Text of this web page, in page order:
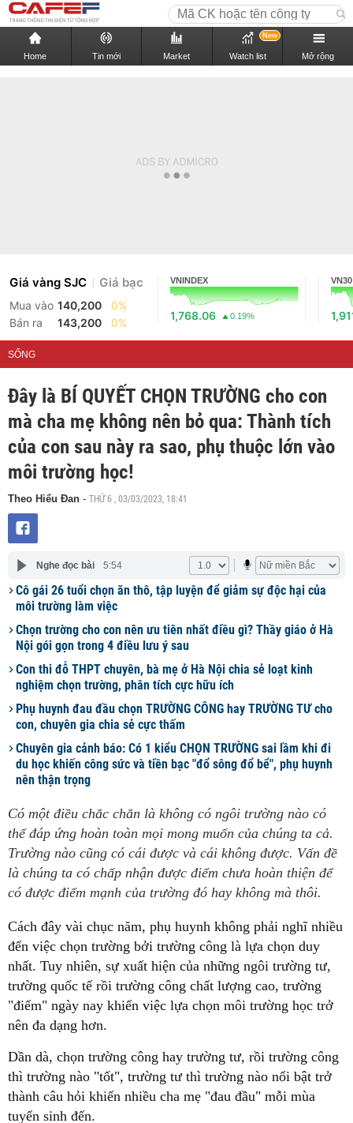
Home Tin mới Market Watch list
New
Mở rộng
Giá vàng SJC Giá bạc
Mua vào 140,200
0%
Bán ra
143,200 0%
VNINDEX
1,768.06 0.19%
VN30
SỐNG
Đây là BÍ QUYẾT CHỌN TRƯỜNG cho con
mà cha mẹ không nên bỏ qua: Thành tích
của con sau này ra sao, phụ thuộc lớn vào
môi trường học!
Theo Hiểu Đan - THỨ 6 , 03/03/2023, 18:41
Nghe đọc bài 5:54
Cô gái 26 tuổi chọn ăn thô, tập luyện để giảm sự độc hại của
môi trường làm việc
Chọn trường cho con nên ưu tiên nhất điều gì? Thầy giáo ở Hà
Nội gói gọn trong 4 điều lưu ý sau
Con thi đỗ THPT chuyên, bà mẹ ở Hà Nội chia sẻ loạt kinh
nghiệm chọn trường, phân tích cực hữu ích
Phụ huynh đau đầu chọn TRƯỜNG CÔNG hay TRƯỜNG TƯ cho
con, chuyên gia chia sẻ cực thấm
Chuyên gia cảnh báo: Có 1 kiểu CHỌN TRƯỜNG sai lầm khi đi
du học khiến công sức và tiền bạc "đổ sông đổ bể", phụ huynh
nên thận trọng
Có một điều chắc chắn là không có ngôi trường nào có
thể đáp ứng hoàn toàn mọi mong muốn của chúng ta cả.
Trường nào cũng có cái được và cái không được. Vấn đề
là chúng ta có chấp nhận được điểm chưa hoàn thiện để
có được điểm mạnh của trường đó hay không mà thôi.
Cách đây vài chục năm, phụ huynh không phải nghĩ nhiều
đến việc chọn trường bởi trường công là lựa chọn duy
nhất. Tuy nhiên, sự xuất hiện của những ngôi trường tư,
trường quốc tế rồi trường công chất lượng cao, trường
"điểm" ngày nay khiến việc lựa chọn môi trường học trở
nên đa dạng hơn.
Dần dà, chọn trường công hay trường tư, rồi trường công
thì trường nào "tốt", trường tư thì trường nào nổi bật trở
thành câu hỏi khiến nhiều cha mẹ "đau đầu" mỗi mùa
tuyển sinh đến.